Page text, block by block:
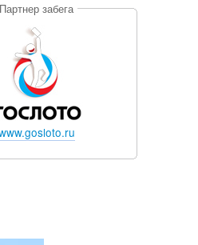
Партнер забега